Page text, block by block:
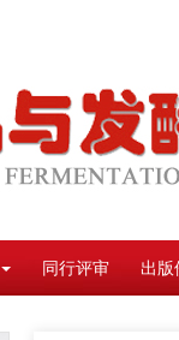
同行评审 出版